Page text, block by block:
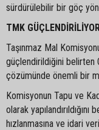
sürdürülebilir bir göç
TMK
Taşınmaz Mal
güçlendirildiğini belirten
çözümünde önemli bir
Komisyonun Tapu ve
olarak
hızlanmasına ve idari